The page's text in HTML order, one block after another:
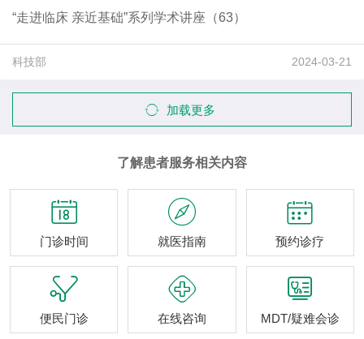
“走进临床 亲近基础”系列学术讲座（63）
科技部 2024-03-21
加载更多
了解患者服务相关内容

门诊时间

就医指南

预约诊疗

便民门诊

在线咨询

MDT/疑难会诊